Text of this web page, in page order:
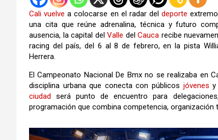
Cali vuelve a colocarse en el radar deldeporte
una cita que reúne adrenalina, técnica y futuro
ausencia, la capital delValle delCauca recibe
racing del país, del 6 al 8 de febrero, en la pista
Herrera.
El Campeonato Nacional De Bmx no se realizaba en
disciplina urbana que conecta con públicos jóvenes y
ciudad será punto de encuentro para
programación que combina competencia, organización